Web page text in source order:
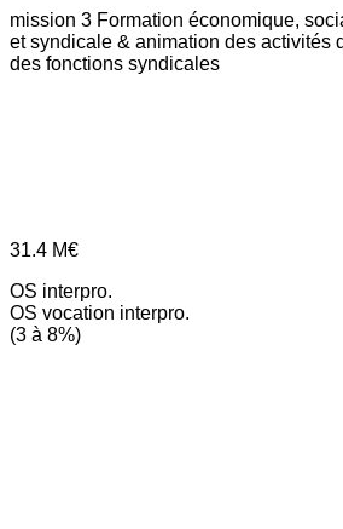
mission 3 Formation économique,
et syndicale & animation des activités
des fonctions syndicales
31.4 M€
OS interpro.
OS vocation interpro.
(3 à 8%)